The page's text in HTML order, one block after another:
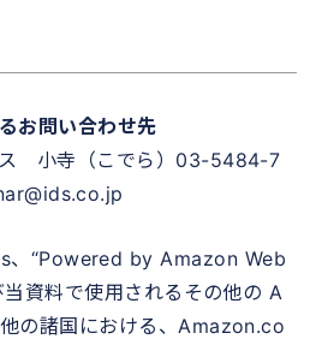
お問い合わせ先
ス 小寺（こでら）03-5484-7
、“Powered by Amazon Web
資料で使用されるその他の A
の諸国における、Amazon.co